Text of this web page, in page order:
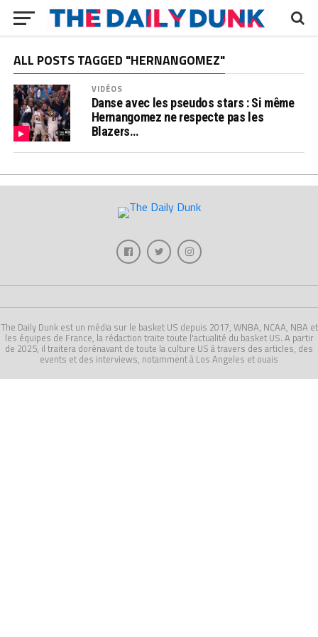
ALL POSTS TAGGED "HERNANGOMEZ"
VIDÉOS
Danse avec les pseudos stars : Si même
Hernangomez ne respecte pas les
Blazers…
The Daily Dunk est un média sur le basket US depuis 2017, WNBA, NCAA, NBA et
les équipes de France, la rédaction traite toute l'actualité du basket US. A partir
de 2025, il traitera dorénavant de toute la culture US à travers des articles, des
events et des interviews, notamment à Los Angeles et ouais